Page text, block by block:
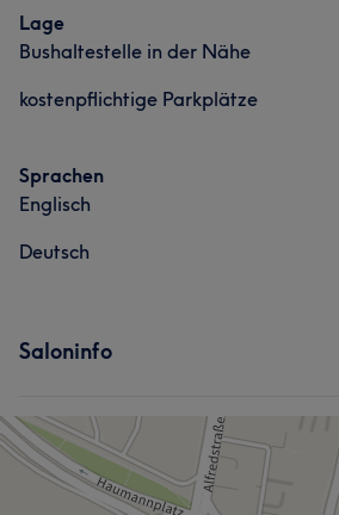
Lage
Bushaltestelle in der Nähe
kostenpflichtige Parkplätze
Sprachen
Englisch
Deutsch
Saloninfo